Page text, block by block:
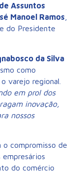
Assuntos
Manoel Ramos
do Presidente
da Silva
como
varejo regional.
em prol dos
inovação,
nossos
o compromisso de
do comércio